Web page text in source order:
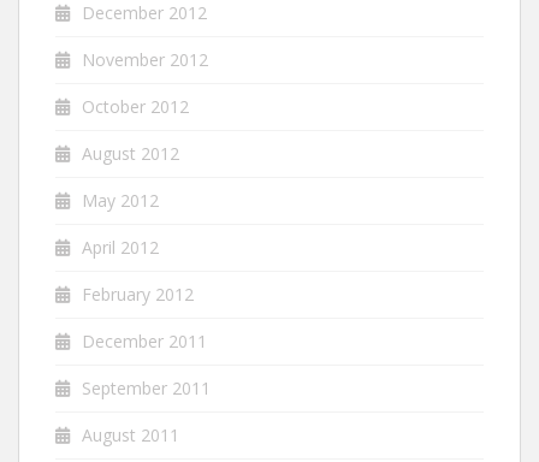
December 2012
November 2012
October 2012
August 2012
May 2012
April 2012
February 2012
December 2011
September 2011
August 2011